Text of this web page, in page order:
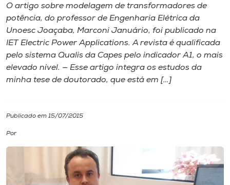
I.nova
Diplomados
Cultura
CPA
Biblioteca
Editora
O artigo sobre modelagem de transformadores de
potência, do professor de Engenharia Elétrica da
Unoesc Joaçaba, Marconi Januário, foi publicado na
IET Electric Power Applications. A revista é qualificada
pelo sistema Qualis da Capes pelo indicador A1, o mais
elevado nível. — Esse artigo integra os estudos da
minha tese de doutorado, que está em […]
Publicado em 15/07/2015
Por